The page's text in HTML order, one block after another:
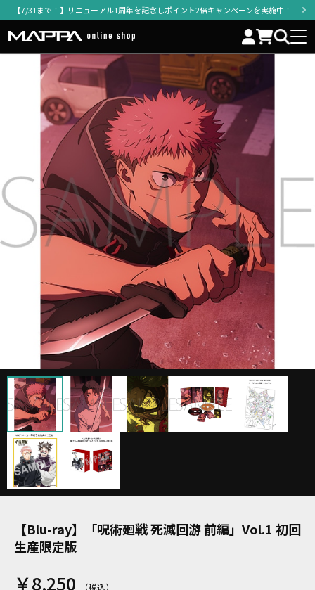
【7/31まで！】リニューアル1周年を記念しポイント2倍キャンペーンを実施中！
【Blu-ray】「呪術廻戦 死滅回游 前編」Vol.1 初回
生産限定版
￥8,250